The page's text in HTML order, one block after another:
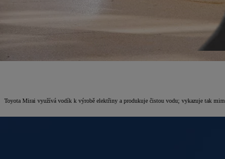
Toyota Mirai využívá vodík k výrobě elektřiny a produkuje čistou vodu; vykazuje tak